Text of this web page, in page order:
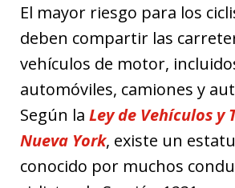
El mayor riesgo para los
deben compartir las
vehículos de motor,
automóviles, camiones y
Según la Ley de Vehículos y
Nueva York, existe un
conocido por muchos